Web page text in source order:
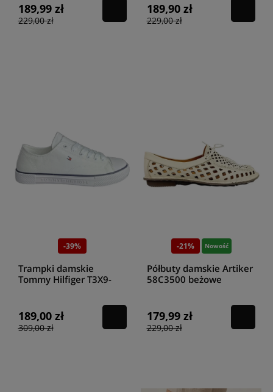
189,99 zł
229,00 zł
189,90 zł
229,00 zł
-39%
Trampki damskie
Tommy Hilfiger T3X9-
189,00 zł
309,00 zł
-21% Nowość
Półbuty damskie Artiker
58C3500 beżowe
179,99 zł
229,00 zł